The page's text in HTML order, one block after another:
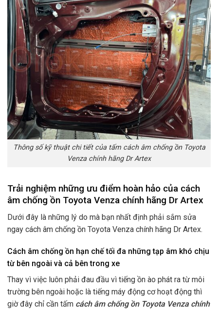
Thông số kỹ thuật chi tiết của tấm cách âm chống ồn Toyota
Venza chính hãng Dr Artex
Trải nghiệm những ưu điểm hoàn hảo của cách
âm chống ồn Toyota Venza chính hãng Dr Artex
Dưới đây là những lý do mà bạn nhất định phải sắm sửa
ngay cách âm chống ồn Toyota Venza chính hãng Dr Artex.
Cách âm chống ồn hạn chế tối đa những tạp âm khó chịu
từ bên ngoài và cả bên trong xe
Thay vì việc luôn phải đau đầu vì tiếng ồn ào phát ra từ môi
trường bên ngoài hoặc là tiếng máy động cơ hoạt động thì
giờ đây chỉ cần tấm cách âm chống ồn Toyota Venza chính